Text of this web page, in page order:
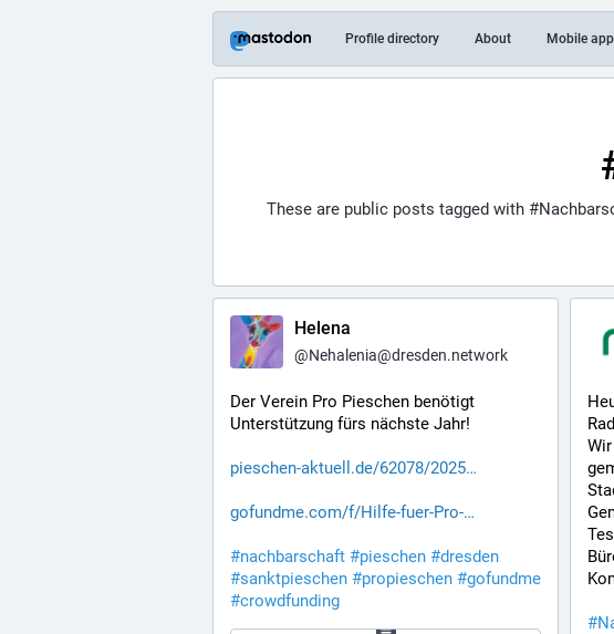
Profile directory About Mobile
These are public posts tagged with
Helena
@Nehalenia@dresden.network
Der Verein Pro Pieschen benötigt
Unterstützung fürs nächste Jahr!
pieschen-aktuell.de/62078/2025
gofundme.com/f/Hilfe-fuer-Pro-
#nachbarschaft #pieschen #dresden
#sanktpieschen #propieschen #gofundme
#crowdfunding
#